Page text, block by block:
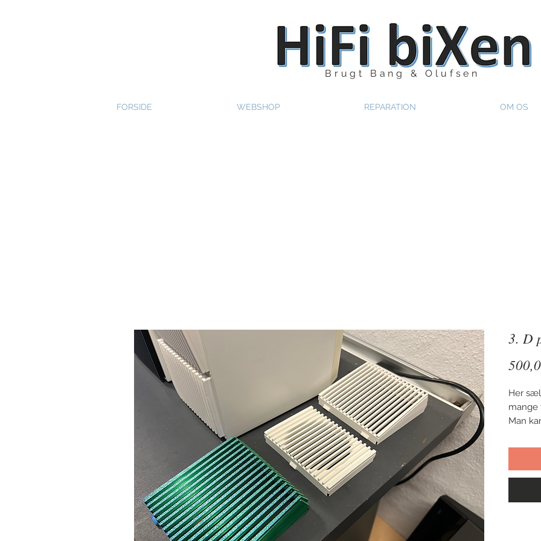
Brugt Bang & Olufsen
FORSIDE WEBSHOP REPARATION OM OS
3. D
Her
mange
Man